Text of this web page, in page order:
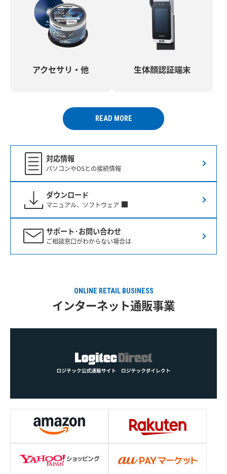
アクセサリ・他 生体顔認証端末
READ MORE
対応情報
パソコンやOSとの接続情報
ダウンロード
マニュアル、ソフトウェア
サポート·お問い合わせ
ご相談窓口がわからない場合は
ONLINE RETAIL BUSINESS
インターネット通販事業